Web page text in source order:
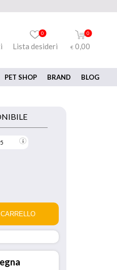
Lista desideri
0 0
€ 0,00
PET SHOP BRAND BLOG